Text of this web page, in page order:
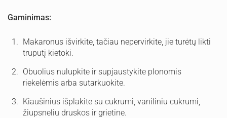
Gaminimas:
Makaronus išvirkite, tačiau nepervirkite, jie turėtų likti
truputį kietoki.
Obuolius nulupkite ir supjaustykite plonomis
riekelėmis arba sutarkuokite.
Kiaušinius išplakite su cukrumi, vaniliniu cukrumi,
žiupsneliu druskos ir grietine.